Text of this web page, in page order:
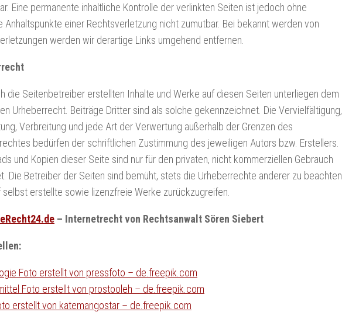
Eine permanente inhaltliche Kontrolle der verlinkten Seiten ist jedoch ohne
Anhaltspunkte einer Rechtsverletzung nicht zumutbar. Bei bekannt werden von
werden wir derartige Links umgehend entfernen.
die Seitenbetreiber erstellten Inhalte und Werke auf diesen Seiten unterliegen dem
Urheberrecht. Beiträge Dritter sind als solche gekennzeichnet. Die Vervielfältigung,
Verbreitung und jede Art der Verwertung außerhalb der Grenzen des
bedürfen der schriftlichen Zustimmung des jeweiligen Autors bzw. Erstellers.
und Kopien dieser Seite sind nur für den privaten, nicht kommerziellen Gebrauch
Die Betreiber der Seiten sind bemüht, stets die Urheberrechte anderer zu beachten
selbst erstellte sowie lizenzfreie Werke zurückzugreifen.
eRecht24.de – Internetrecht von Rechtsanwalt Sören Siebert
Foto erstellt von pressfoto – de.freepik.com
Foto erstellt von prostooleh – de.freepik.com
erstellt von katemangostar – de.freepik.com